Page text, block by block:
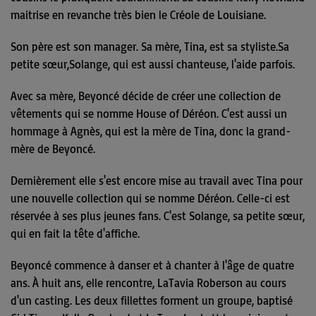
maitrise en revanche très bien le Créole de Louisiane.
Son père est son manager. Sa mère, Tina, est sa styliste.Sa
petite sœur,Solange, qui est aussi chanteuse, l'aide parfois.
Avec sa mère, Beyoncé décide de créer une collection de
vêtements qui se nomme House of Déréon. C'est aussi un
hommage à Agnès, qui est la mère de Tina, donc la grand-
mère de Beyoncé.
Dernièrement elle s'est encore mise au travail avec Tina pour
une nouvelle collection qui se nomme Déréon. Celle-ci est
réservée à ses plus jeunes fans. C'est Solange, sa petite sœur,
qui en fait la tête d'affiche.
Beyoncé commence à danser et à chanter à l'âge de quatre
ans. À huit ans, elle rencontre, LaTavia Roberson au cours
d'un casting. Les deux fillettes forment un groupe, baptisé